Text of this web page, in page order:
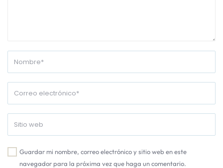
Guardar mi nombre, correo electrónico y sitio web en este
navegador para la próxima vez que haga un comentario.